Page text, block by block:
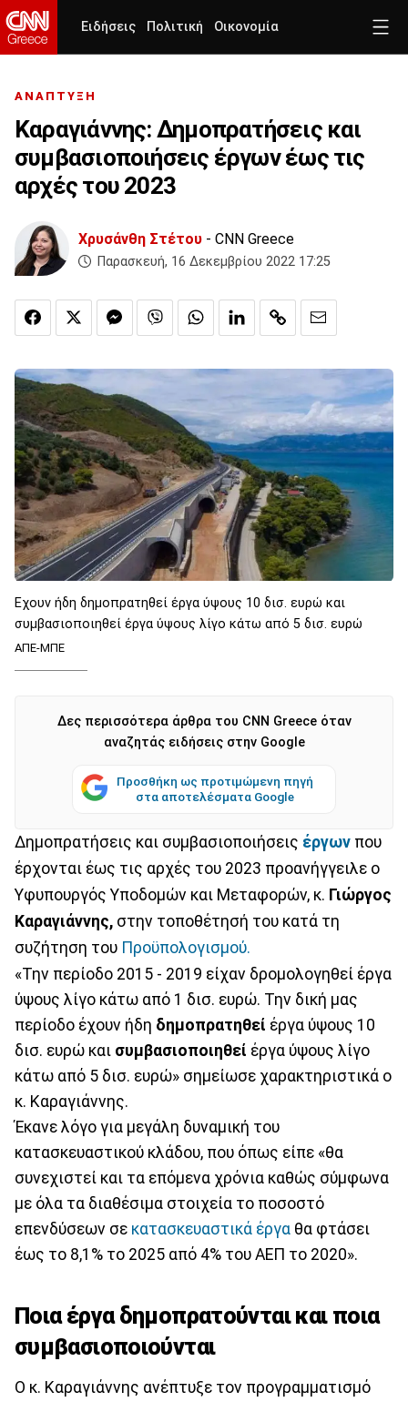
Ειδήσεις Πολιτική Οικονομία
ΑΝΑΠΤΥΞΗ
Καραγιάννης: Δημοπρατήσεις και
συμβασιοποιήσεις έργων έως τις
αρχές του 2023
Χρυσάνθη Στέτου - CNN Greece
Παρασκευή, 16 Δεκεμβρίου 2022 17:25
Εχουν ήδη δημοπρατηθεί έργα ύψους 10 δισ. ευρώ και
συμβασιοποιηθεί έργα ύψους λίγο κάτω από 5 δισ. ευρώ
ΑΠΕ-ΜΠΕ
Δες περισσότερα άρθρα του CNN Greece όταν
αναζητάς ειδήσεις στην Google
Προσθήκη ως προτιμώμενη πηγή
στα αποτελέσματα Google
Δημοπρατήσεις και συμβασιοποιήσεις έργων που
έρχονται έως τις αρχές του 2023 προανήγγειλε ο
Υφυπουργός Υποδομών και Μεταφορών, κ. Γιώργος
Καραγιάννης, στην τοποθέτησή του κατά τη
συζήτηση του Προϋπολογισμού.
«Την περίοδο 2015 - 2019 είχαν δρομολογηθεί έργα
ύψους λίγο κάτω από 1 δισ. ευρώ. Την δική μας
περίοδο έχουν ήδη δημοπρατηθεί έργα ύψους 10
δισ. ευρώ και συμβασιοποιηθεί έργα ύψους λίγο
κάτω από 5 δισ. ευρώ» σημείωσε χαρακτηριστικά ο
κ. Καραγιάννης.
Έκανε λόγο για μεγάλη δυναμική του
κατασκευαστικού κλάδου, που όπως είπε «θα
συνεχιστεί και τα επόμενα χρόνια καθώς σύμφωνα
με όλα τα διαθέσιμα στοιχεία το ποσοστό
επενδύσεων σε κατασκευαστικά έργα θα φτάσει
έως το 8,1% το 2025 από 4% του ΑΕΠ το 2020».
Ποια έργα δημοπρατούνται και ποια
συμβασιοποιούνται
Ο κ. Καραγιάννης ανέπτυξε τον προγραμματισμό